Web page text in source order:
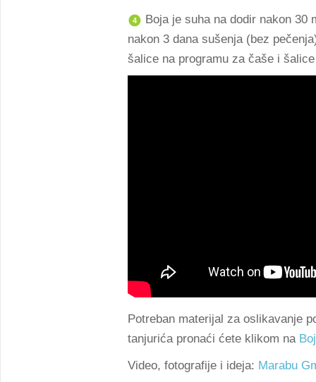
4
Boja je suha na dodir nakon 30
nakon 3 dana sušenja (bez
šalice na programu za čaše i
Potreban materijal za oslikavanje
tanjurića pronaći ćete klikom na
Video, fotografije i ideja: Marabu